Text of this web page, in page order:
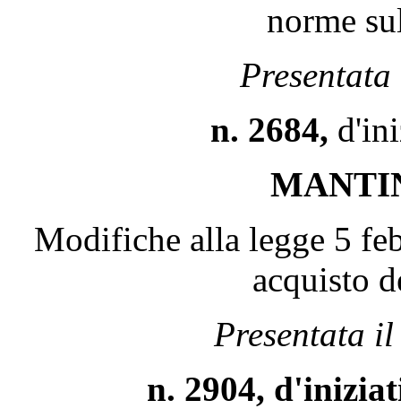
norme
n. 2684,
Modifiche alla legge 5
acquisto
Presentata
n. 2904,